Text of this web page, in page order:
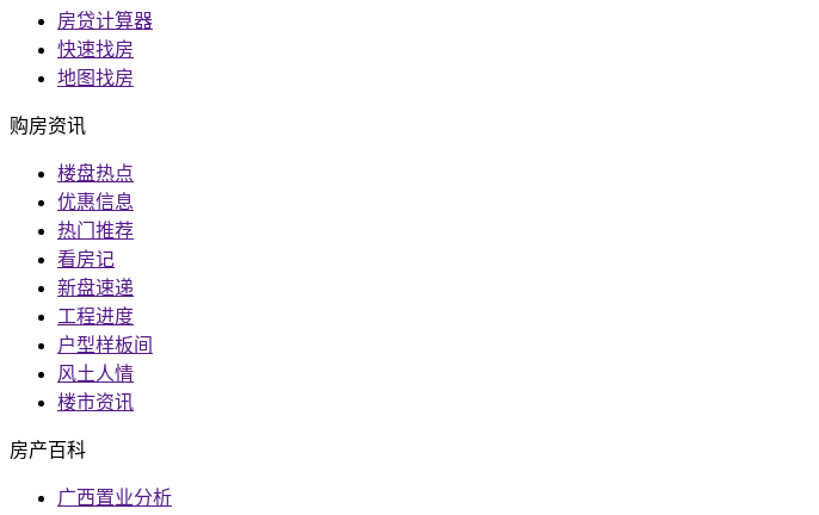
房贷计算器
快速找房
地图找房
购房资讯
楼盘热点
优惠信息
热门推荐
看房记
新盘速递
工程进度
户型样板间
风土人情
楼市资讯
房产百科
广西置业分析